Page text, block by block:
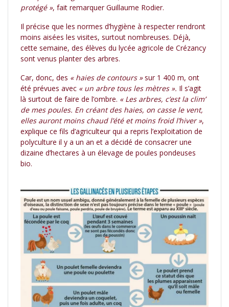
protégé », fait remarquer Guillaume Rodier.
Il précise que les normes d’hygiène à respecter rendront
moins aisées les visites, surtout nombreuses. Déjà,
cette semaine, des élèves du lycée agricole de Crézancy
sont venus planter des arbres.
Car, donc, des « haies de contours »sur 1 400 m, ont
été prévues avec « un arbre tous les mètres ». Il s’agit
là surtout de faire de l’ombre. « Les arbres, c’est la clim’
de mes poules. En créant des haies, on casse le vent,
elles auront moins chaud l’été et moins froid l’hiver »,
explique ce fils d’agriculteur qui a repris l’exploitation de
polyculture il y a un an et a décidé de consacrer une
dizaine d’hectares à un élevage de poules pondeuses
bio.